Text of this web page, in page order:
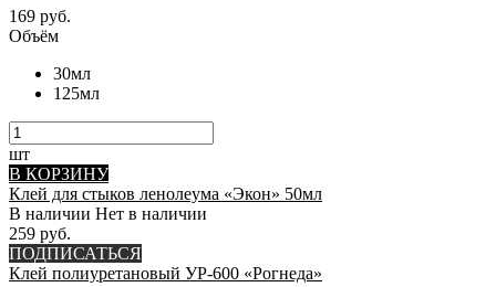
169 руб.
Объём
30мл
125мл
шт
В КОРЗИНУ
Клей для стыков ленолеума «Экон» 50мл
В наличии Нет в наличии
259 руб.
ПОДПИСАТЬСЯ
Клей полиуретановый УР-600 «Рогнеда»